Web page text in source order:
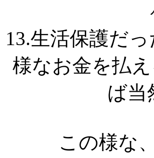
13.生活保護だ
様なお金を払
ば当
この様な